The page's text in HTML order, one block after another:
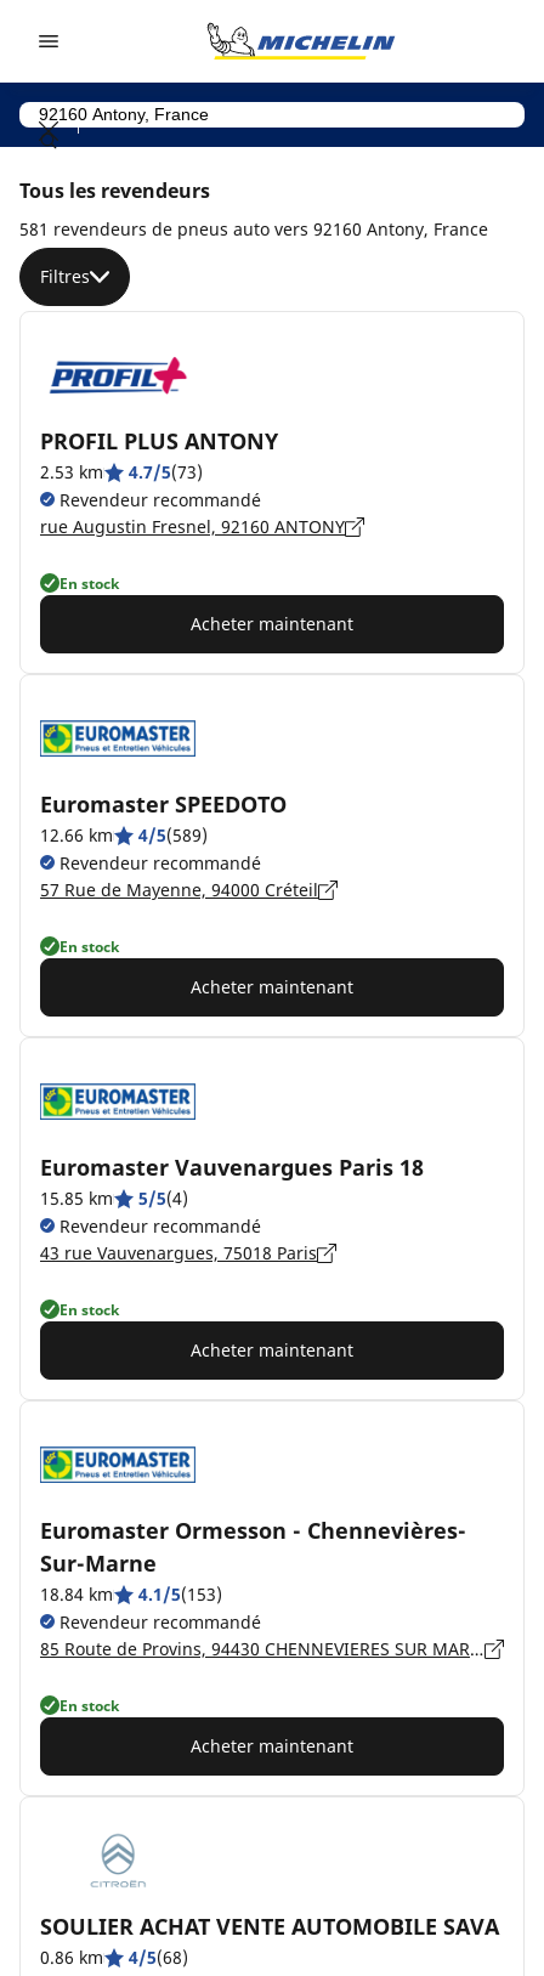
Tous les revendeurs
581 revendeurs de pneus auto vers 92160 Antony, France
Filtres
PROFIL PLUS ANTONY
2.53 km 4.7/5(73)
Revendeur recommandé
rue Augustin Fresnel, 92160 ANTONY
En stock
Acheter maintenant
Euromaster SPEEDOTO
12.66 km 4/5(589)
Revendeur recommandé
57 Rue de Mayenne, 94000 Créteil
En stock
Acheter maintenant
Euromaster Vauvenargues Paris 18
15.85 km 5/5(4)
Revendeur recommandé
43 rue Vauvenargues, 75018 Paris
En stock
Acheter maintenant
Euromaster Ormesson - Chennevières-
Sur-Marne
18.84 km 4.1/5(153)
Revendeur recommandé
85 Route de Provins, 94430 CHENNEVIERES SUR MARNE
En stock
Acheter maintenant
SOULIER ACHAT VENTE AUTOMOBILE SAVA
0.86 km 4/5(68)